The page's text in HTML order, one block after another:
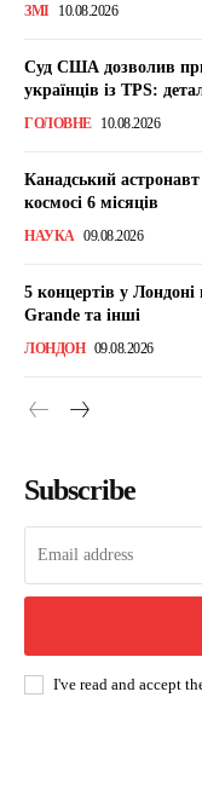
ЗМІ 10.08.2026
Суд США дозволив
українців із TPS:
ГОЛОВНЕ 10.08.2026
Канадський
космосі 6 місяців
НАУКА 09.08.2026
5 концертів у
Grande та інші
ЛОНДОН 09.08.2026
Subscribe
I've read and accept